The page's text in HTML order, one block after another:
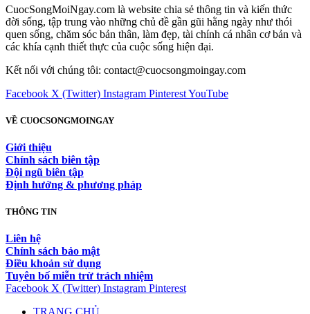
CuocSongMoiNgay.com là website chia sẻ thông tin và kiến thức
đời sống, tập trung vào những chủ đề gần gũi hằng ngày như thói
quen sống, chăm sóc bản thân, làm đẹp, tài chính cá nhân cơ bản và
các khía cạnh thiết thực của cuộc sống hiện đại.
Kết nối với chúng tôi: contact@cuocsongmoingay.com
Facebook X (Twitter) Instagram PinterestYouTube
VỀ CUOCSONGMOINGAY
Giới thiệu
Chính sách biên tập
Đội ngũ biên tập
Định hướng & phương pháp
THÔNG TIN
Liên hệ
Chính sách bảo mật
Điều khoản sử dụng
Tuyên bố miễn trừ trách nhiệm
Facebook X (Twitter) Instagram Pinterest